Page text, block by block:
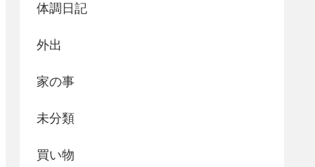
体調日記
外出
家の事
未分類
買い物